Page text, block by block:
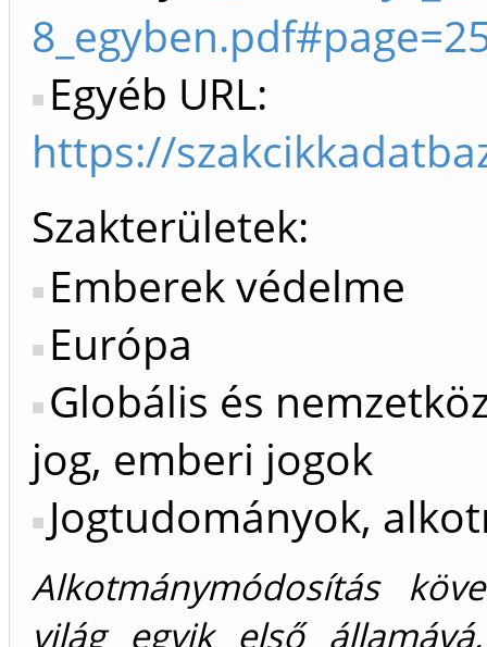
Egyéb URL:
https://
Szakterületek:
Emberek védelme
Európa
Globális és
jog, emberi jogok
Jogtudományok,
Alkotmánymódosítás
világ egyik első